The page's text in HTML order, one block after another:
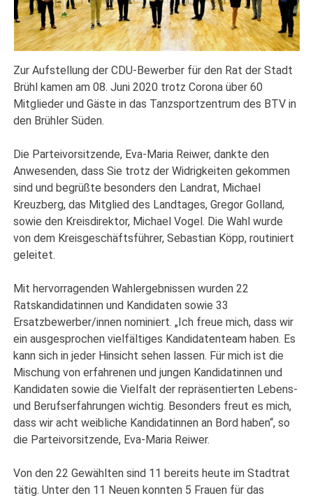
Zur Aufstellung der CDU-Bewerber für den Rat der Stadt
Brühl kamen am 08. Juni 2020 trotz Corona über 60
Mitglieder und Gäste in das Tanzsportzentrum des BTV in
den Brühler Süden.
Die Parteivorsitzende, Eva-Maria Reiwer, dankte den
Anwesenden, dass Sie trotz der Widrigkeiten gekommen
sind und begrüßte besonders den Landrat, Michael
Kreuzberg, das Mitglied des Landtages, Gregor Golland,
sowie den Kreisdirektor, Michael Vogel. Die Wahl wurde
von dem Kreisgeschäftsführer, Sebastian Köpp, routiniert
geleitet.
Mit hervorragenden Wahlergebnissen wurden 22
Ratskandidatinnen und Kandidaten sowie 33
Ersatzbewerber/innen nominiert. „Ich freue mich, dass wir
ein ausgesprochen vielfältiges Kandidatenteam haben. Es
kann sich in jeder Hinsicht sehen lassen. Für mich ist die
Mischung von erfahrenen und jungen Kandidatinnen und
Kandidaten sowie die Vielfalt der repräsentierten Lebens-
und Berufserfahrungen wichtig. Besonders freut es mich,
dass wir acht weibliche Kandidatinnen an Bord haben“, so
die Parteivorsitzende, Eva-Maria Reiwer.
Von den 22 Gewählten sind 11 bereits heute im Stadtrat
tätig. Unter den 11 Neuen konnten 5 Frauen für das